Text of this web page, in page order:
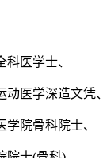
医学士、
医学深造文凭、
院骨科院士、